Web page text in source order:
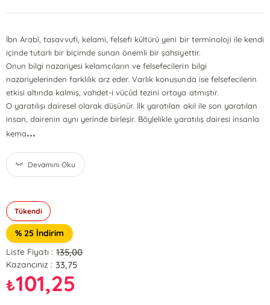
İbn Arabî, tasavvufi, kelami, felsefi kültürü yeni bir terminoloji ile kendi
içinde tutarlı bir biçimde sunan önemli bir şahsiyettir.
Onun bilgi nazariyesi kelamcıların ve felsefecilerin bilgi
nazariyelerinden farklılık arz eder. Varlık konusunda ise felsefecilerin
etkisi altında kalmış, vahdet-i vücûd tezini ortaya atmıştır.
O yaratılışı dairesel olarak düşünür. İlk yaratılan akıl ile son yaratılan
insan, dairenin aynı yerinde birleşir. Böylelikle yaratılış dairesi insanla
kema...
Devamını Oku
Tükendi
% 25 İndirim
Liste Fiyatı : 135,00
Kazancınız : 33,75
₺101,25